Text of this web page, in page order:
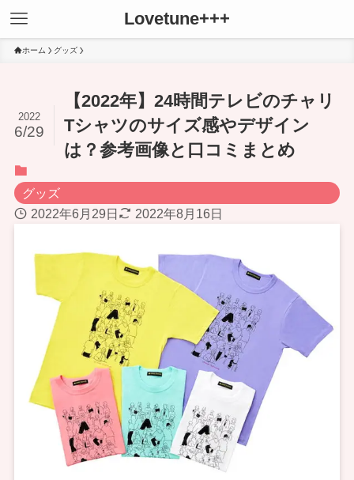
Lovetune+++
ホーム グッズ
【2022年】24時間テレビのチャリ
Tシャツのサイズ感やデザイン
は？参考画像と口コミまとめ
2022
6/29
グッズ
2022年6月29日
2022年8月16日